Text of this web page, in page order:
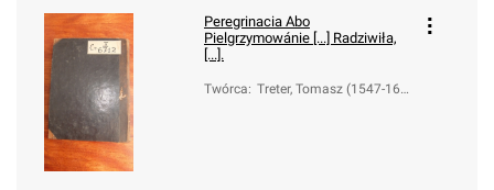
Peregrinacia Abo
Pielgrzymowánie [...] Radziwiła,
[...].
Twórca: Treter, Tomasz (1547-161